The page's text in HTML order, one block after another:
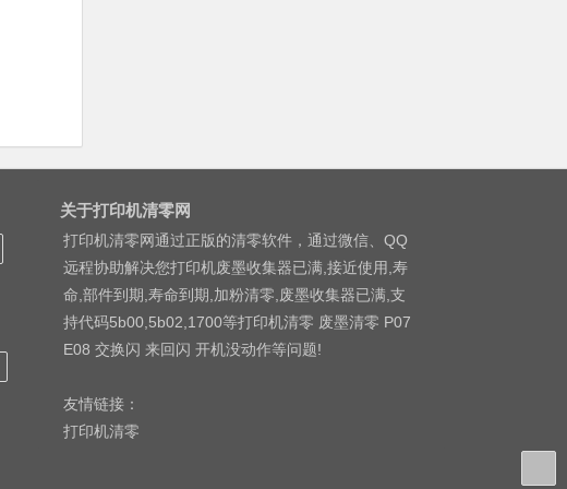
关于打印机清零网
打印机清零网通过正版的清零软件，通过微信、QQ
远程协助解决您打印机废墨收集器已满,接近使用,寿
命,部件到期,寿命到期,加粉清零,废墨收集器已满,支
持代码5b00,5b02,1700等打印机清零 废墨清零 P07
E08 交换闪 来回闪 开机没动作等问题!
友情链接：
打印机清零